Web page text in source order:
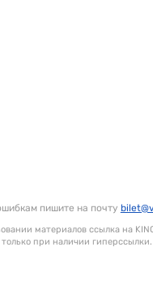
пишите на почту
материалов ссылка на
при наличии